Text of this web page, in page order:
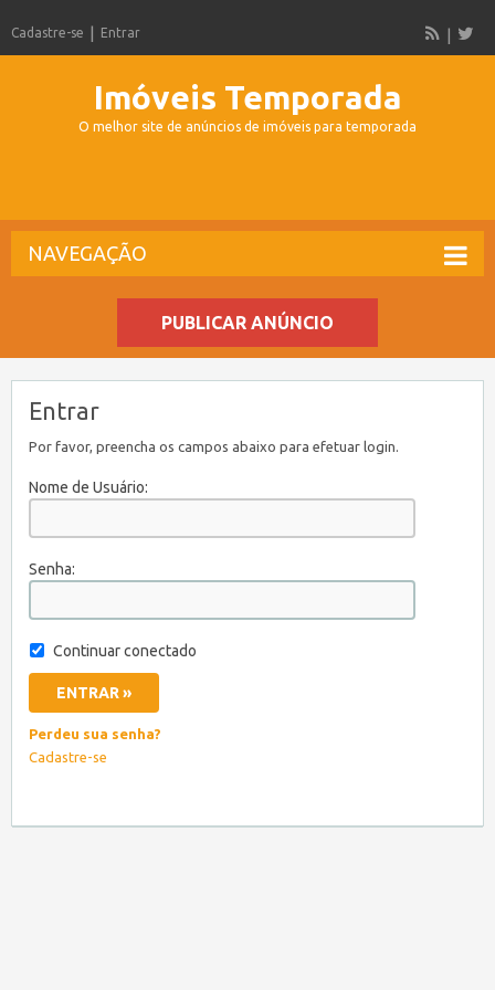
Cadastre-se Entrar
Imóveis Temporada
O melhor site de anúncios de imóveis para temporada
NAVEGAÇÃO
PUBLICAR ANÚNCIO
Entrar
Por favor, preencha os campos abaixo para efetuar login.
Nome de Usuário:
Senha:
Continuar conectado
Perdeu sua senha?
Cadastre-se